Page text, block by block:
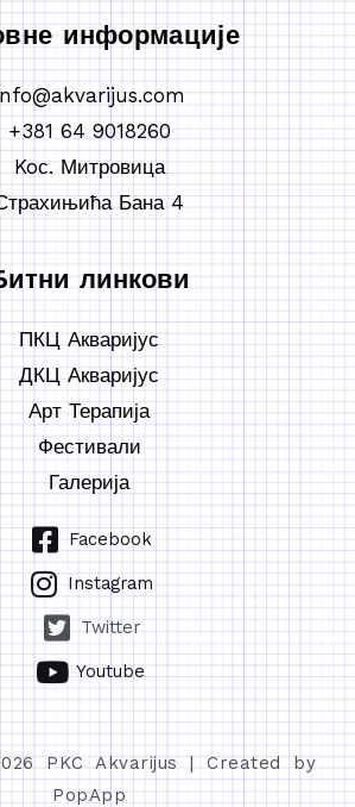
информације
+381 64 9018260
Koс. Митровица
Бана 4
линкови
ПКЦ Акваријус
ДКЦ Акваријус
Арт Терапија
Фестивали
Галерија
Facebook
Instagram
Twitter
Youtube
PKC Akvarijus | Created by
PopApp